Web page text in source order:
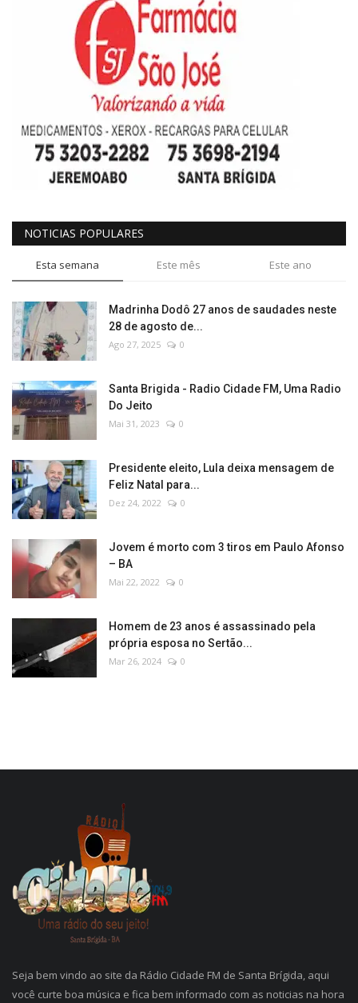
NOTICIAS POPULARES
Esta semana Este mês Este ano
Madrinha Dodô 27 anos de saudades neste
28 de agosto de...
Ago 27, 2025 0
Santa Brigida - Radio Cidade FM, Uma Radio
Do Jeito
Mai 31, 2023 0
Presidente eleito, Lula deixa mensagem de
Feliz Natal para...
Dez 24, 2022 0
Jovem é morto com 3 tiros em Paulo Afonso
– BA
Mai 22, 2022 0
Homem de 23 anos é assassinado pela
própria esposa no Sertão...
Mar 26, 2024 0
Seja bem vindo ao site da Rádio Cidade FM de Santa Brígida, aqui
você curte boa música e fica bem informado com as noticias na hora